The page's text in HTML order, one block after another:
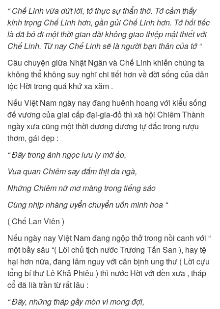
“ Chế Linh vừa dứt lời, tớ thực sự thẩn thờ. Tớ cảm thấy
kính trọng Chế Linh hơn, gần gủi Chế Linh hơn. Tớ hối tiếc
là đã bỏ đi một thời gian dài không giao thiệp mật thiết với
Chế Linh. Từ nay Chế Linh sẽ là người bạn thân của tớ “
Câu chuyện giữa Nhật Ngân và Chế Linh khiến chúng ta
không thể không suy nghĩ chi tiết hơn về đời sống của dân
tộc Hời trong quá khứ xa xăm .
Nếu Việt Nam ngày nay đang huênh hoang với kiểu sống
đế vương của giai cấp đại-gia-đỏ thì xã hội Chiêm Thành
ngày xưa cũng một thời dương dương tự đắc trong rượu
thơm, gái đẹp :
“ Đây trong ánh ngọc lưu ly mờ ảo,
Vua quan Chiêm say đắm thịt da ngà,
Những Chiêm nữ mơ màng trong tiếng sáo
Cùng nhịp nhàng uyển chuyển uốn mình hoa “
( Chế Lan Viên )
Nếu ngày nay Việt Nam đang ngộp thở trong nồi canh với “
một bầy sâu “( Lời chủ tịch nước Trương Tấn San ), hay tệ
hại hơn nữa, đang lâm nguy với căn bịnh ung thư ( Lời cựu
tổng bí thư Lê Khả Phiêu ) thì nước Hời với đền xưa , tháp
cổ đã lià trần từ rất lâu :
“ Đây, những tháp gầy mòn vì mong đợi,